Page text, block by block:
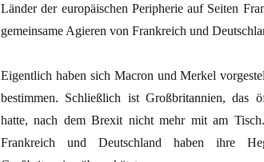
Länder der europäischen Peripherie auf Seiten
gemeinsame Agieren von Frankreich und
Eigentlich haben sich Macron und Merkel
bestimmen. Schließlich ist Großbritannien, das
hatte, nach dem Brexit nicht mehr mit am
Frankreich und Deutschland haben ihre